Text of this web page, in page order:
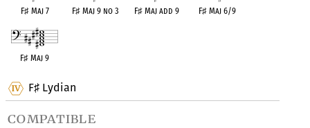
F♯Maj 7 F♯ Maj 9 no 3 F♯Maj add 9 F♯ Maj 6/9
F♯ Maj 9
F♯ Lydian
compatible